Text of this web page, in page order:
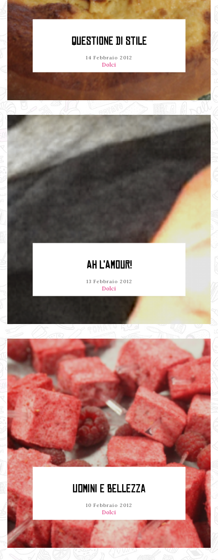
QUESTIONE DI STILE
14 Febbraio 2012
Dolci
AH L'AMOUR!
13 Febbraio 2012
Dolci
UOMINI E BELLEZZA
10 Febbraio 2012
Dolci